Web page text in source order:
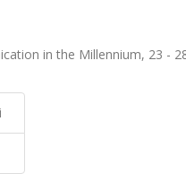
in the Millennium, 23 -